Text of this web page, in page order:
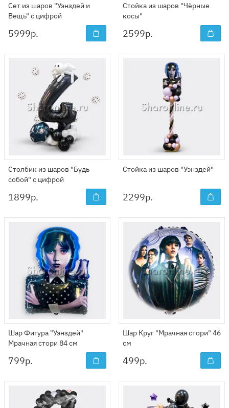
Сет из шаров "Уэнздей и
Вещь" с цифрой
5999р.
Стойка из шаров "Чёрные
косы"
2599р.
Столбик из шаров "Будь
собой" с цифрой
1899р.
Стойка из шаров "Уэнздей"
2299р.
Шар Фигура "Уэнздей"
Мрачная стори 84 см
799р.
Шар Круг "Мрачная стори" 46
см
499р.